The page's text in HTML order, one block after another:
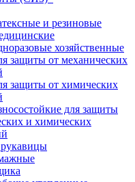
и резиновые
хозяйственные
защиты от механических
защиты от химических
для защиты
и химических